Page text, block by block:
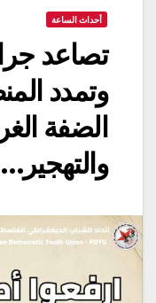
أحداث الساعة
تصاعد
وتمدد
الضفة
والتهجير…